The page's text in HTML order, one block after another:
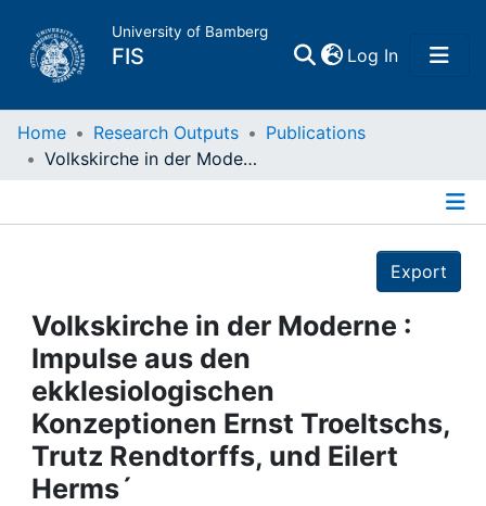
University of Bamberg
FIS Log In(current)
Home
Projects
People
Institutions
Awards
Home Research Outputs
Publications
Volkskirche in der Moderne : Impulse aus den ekklesiologischen Konzeptionen Ernst Troeltschs, Trutz Rendtorffs, und Eilert Herms´
Export
Volkskirche in der Moderne :
Impulse aus den
ekklesiologischen
Konzeptionen Ernst Troeltschs,
Trutz Rendtorffs, und Eilert
Herms´